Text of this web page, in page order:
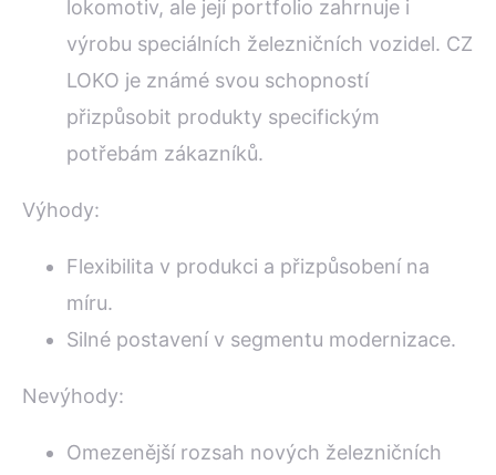
lokomotiv, ale její portfolio zahrnuje i
výrobu speciálních železničních vozidel. CZ
LOKO je známé svou schopností
přizpůsobit produkty specifickým
potřebám zákazníků.
Výhody:
Flexibilita v produkci a přizpůsobení na
míru.
Silné postavení v segmentu modernizace.
Nevýhody:
Omezenější rozsah nových železničních